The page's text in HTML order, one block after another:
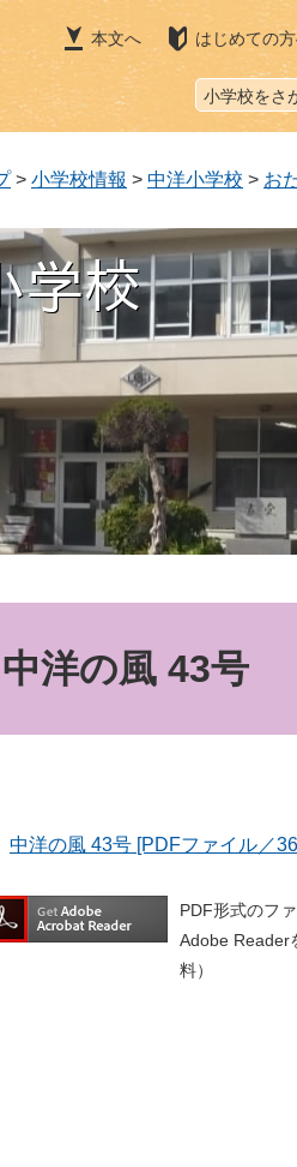
本文へ はじめての
小学校をさ
> 小学校情報 > 中洋小学校 > お
中洋の風 43号
中洋の風 43号 [PDFファイル／
PDF形式のフ
Adobe Reader
料）